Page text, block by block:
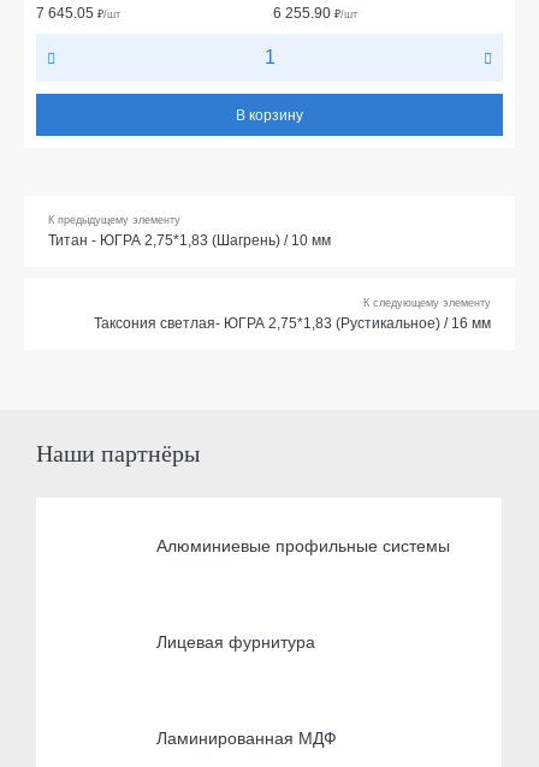
7 645.05 ₽/шт 6 255.90 ₽/шт
В корзину
К предыдущему элементу
Титан - ЮГРА 2,75*1,83 (Шагрень) / 10 мм
К следующему элементу
Таксония светлая- ЮГРА 2,75*1,83 (Рустикальное) / 16 мм
Наши партнёры
Алюминиевые профильные системы
Лицевая фурнитура
Ламинированная МДФ